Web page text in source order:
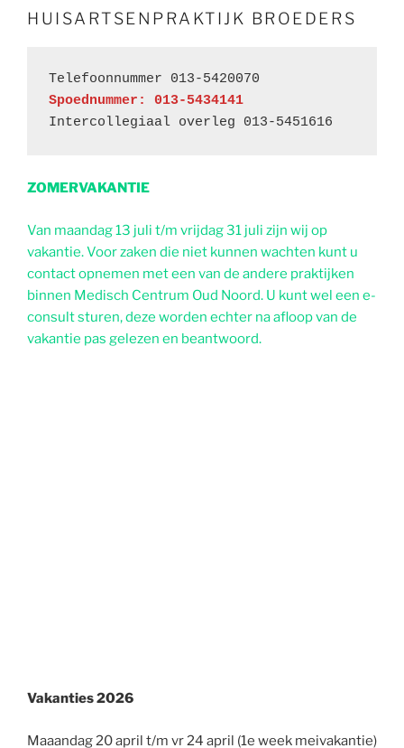
HUISARTSENPRAKTIJK BROEDERS
Spoednummer: 013-5434141
Intercollegiaal overleg 013-5451616
ZOMERVAKANTIE
Van maandag 13 juli t/m vrijdag 31 juli zijn wij op
vakantie. Voor zaken die niet kunnen wachten kunt u
contact opnemen met een van de andere praktijken
binnen Medisch Centrum Oud Noord. U kunt wel een e-
consult sturen, deze worden echter na afloop van de
vakantie pas gelezen en beantwoord.
Vakanties 2026
Maaandag 20 april t/m vr 24 april (1e week meivakantie)